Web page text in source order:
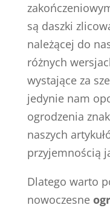
są daszki
należącej do
różnych
wystające za
jedynie nam
ogrodzenia
naszych
przyjemnością
Dlatego warto
nowoczesne